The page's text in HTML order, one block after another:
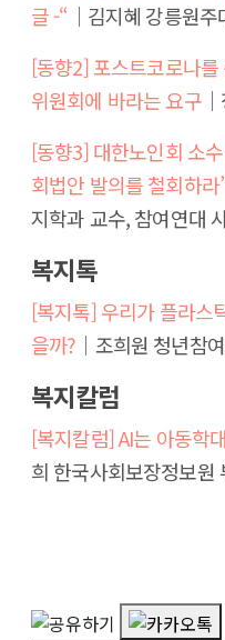
글 -“ │김지혜 강릉원
[동향2] 포스트코로나
위원회에 바라는 요구│
[동향3] 대한노인회 소
회법안 발의를 철회하라
지학과 교수, 참여연대
복지톡
[복지톡] 우리가 플라스
을까? │조희원 청년참
복지칼럼
[복지칼럼] AI는 아동학
희 한국사회보장정보원